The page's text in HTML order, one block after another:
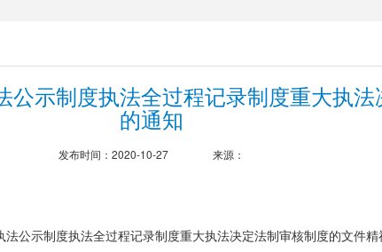
示制度执法全过程记录制度重大执法
的通知
发布时间：2020-10-27 来源：
公示制度执法全过程记录制度重大执法决定法制审核制度的文件